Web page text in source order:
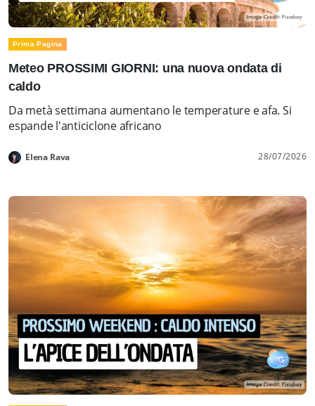
Prima Pagina
Meteo PROSSIMI GIORNI: una nuova ondata di
caldo
Da metà settimana aumentano le temperature e afa. Si
espande l'anticiclone africano
Elena Rava 28/07/2026